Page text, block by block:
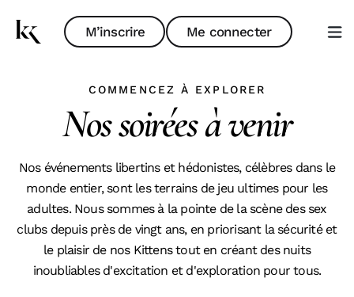
M’inscrire Me connecter
COMMENCEZ À EXPLORER
Nos soirées à venir
Nos événements libertins et hédonistes, célèbres dans le
monde entier, sont les terrains de jeu ultimes pour les
adultes. Nous sommes à la pointe de la scène des sex
clubs depuis près de vingt ans, en priorisant la sécurité et
le plaisir de nos Kittens tout en créant des nuits
inoubliables d'excitation et d'exploration pour tous.